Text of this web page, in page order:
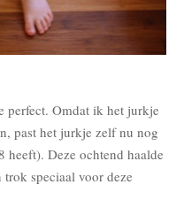
perfect. Omdat ik het jurkje
past het jurkje zelf nu nog
heeft). Deze ochtend haalde
speciaal voor deze